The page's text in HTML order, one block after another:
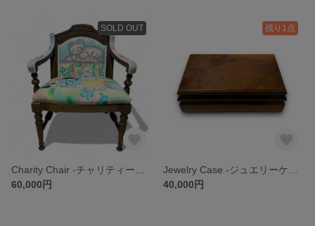
SOLD OUT
60,000円
残り1点
40,000円